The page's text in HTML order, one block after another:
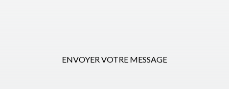
ENVOYER VOTRE MESSAGE